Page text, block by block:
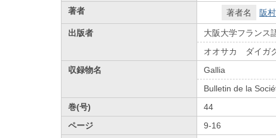
著者
著者名 阪
出版者
大阪大学フランス
オオサカ ダイガ
収録物名
Gallia
Bulletin de la
巻(号)
44
ページ
9-16